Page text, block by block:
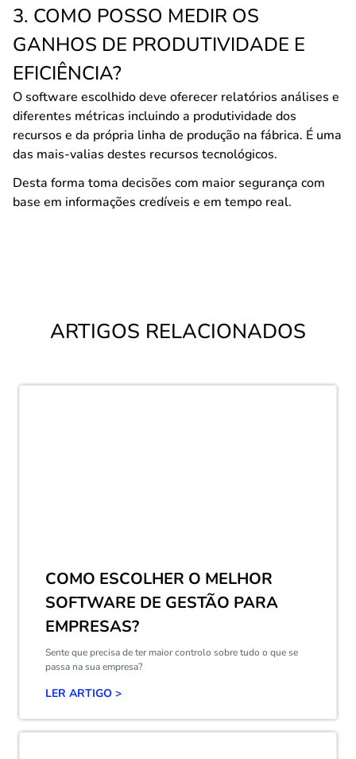
3. COMO POSSO MEDIR OS
GANHOS DE PRODUTIVIDADE E
EFICIÊNCIA?
O software escolhido deve oferecer relatórios análises e
diferentes métricas incluindo a produtividade dos
recursos e da própria linha de produção na fábrica. É uma
das mais-valias destes recursos tecnológicos.
Desta forma toma decisões com maior segurança com
base em informações credíveis e em tempo real.
ARTIGOS RELACIONADOS
COMO ESCOLHER O MELHOR
SOFTWARE DE GESTÃO PARA
EMPRESAS?
Sente que precisa de ter maior controlo sobre tudo o que se
passa na sua empresa?
LER ARTIGO >